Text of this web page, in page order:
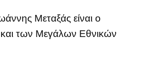
Μεταξάς είναι ο
των Μεγάλων Εθνικών